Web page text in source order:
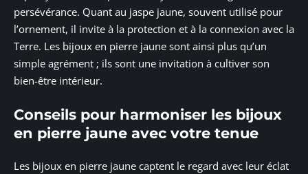
persévérance. Quant au jaspe jaune, souvent utilisé pour
l’ornement, il invite à la protection et à la connexion avec la
Terre. Les bijoux en pierre jaune sont ainsi plus qu’un
simple agrément ; ils sont une invitation à cultiver son
bien-être intérieur.
Conseils pour harmoniser les bijoux
en pierre jaune avec votre tenue
Les bijoux en pierre jaune captent le regard avec leur éclat